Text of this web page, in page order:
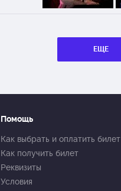
ЕЩЕ
Помощь
Как выбрать и оплатить билет
Как получить билет
Реквизиты
Условия